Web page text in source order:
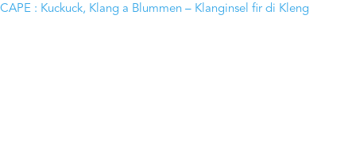
CAPE : Kuckuck, Klang a Blummen – Klanginsel fir di Kleng